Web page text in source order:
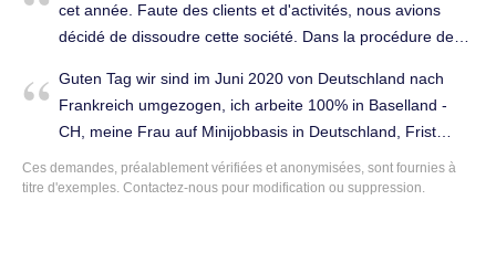
cet année. Faute des clients et d'activités, nous avions
décidé de dissoudre cette société. Dans la procédure de
comptable définitif. Avec un budget assez limité, nous
recherchons un comptable pas cher pour ce travail qui ne
nécessite pas beaucoup trop de travail étant donné qu'il
n'y a JAMAIS eu d'activité ni de clients. Merci de me
contacter si cette mission vous convient. Cordialement,
Guten Tag wir sind im Juni 2020 von Deutschland nach
Frankreich umgezogen, ich arbeite 100% in Baselland -
CH, meine Frau auf Minijobbasis in Deutschland, Frist
Steuererklärung in Frankreich ist der 08.06,
Steuernummern haben wir. Fuer das online Ausfüllen der
Ces demandes, préalablement vérifiées et anonymisées, sont fournies à
titre d'exemples. Contactez-nous pour modification ou suppression.